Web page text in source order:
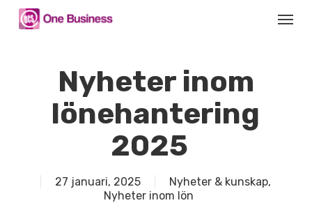
Menu
Nyheter inom
lönehantering
2025
27 januari, 2025 Nyheter & kunskap,
Nyheter inom lön